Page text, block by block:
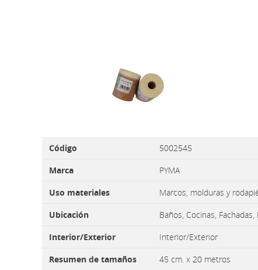
Código
5002545
Marca
PYMA
Uso materiales
Marcos, molduras y
Ubicación
Baños, Cocinas,
Interior/Exterior
Interior/Exterior
Resumen de tamaños
45 cm. x 20 metros